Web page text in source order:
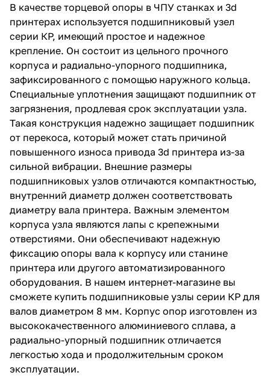
В качестве торцевой опоры в ЧПУ станках и 3d
принтерах используется подшипниковый узел
серии КР, имеющий простое и надежное
крепление. Он состоит из цельного прочного
корпуса и радиально-упорного подшипника,
зафиксированного с помощью наружного кольца.
Специальные уплотнения защищают подшипник от
загрязнения, продлевая срок эксплуатации узла.
Такая конструкция надежно защищает подшипник
от перекоса, который может стать причиной
повышенного износа привода 3d принтера из-за
сильной вибрации. Внешние размеры
подшипниковых узлов отличаются компактностью,
внутренний диаметр должен соответствовать
диаметру вала принтера. Важным элементом
корпуса узла являются лапы с крепежными
отверстиями. Они обеспечивают надежную
фиксацию опоры вала к корпусу или станине
принтера или другого автоматизированного
оборудования. В нашем интернет-магазине вы
сможете купить подшипниковые узлы серии КР для
валов диаметром 8 мм. Корпус опор изготовлен из
высококачественного алюминиевого сплава, а
радиально-упорный подшипник отличается
легкостью хода и продолжительным сроком
эксплуатации.